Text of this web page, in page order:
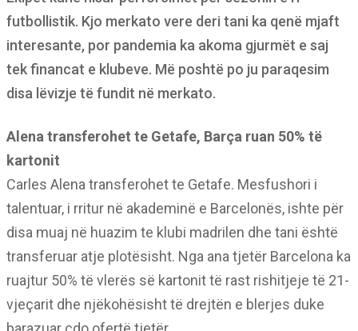
futbollistik. Kjo merkato vere deri tani ka qenë mjaft
interesante, por pandemia ka akoma gjurmët e saj
tek financat e klubeve. Më poshtë po ju paraqesim
disa lëvizje të fundit në merkato.
Alena transferohet te Getafe, Barça ruan 50% të
kartonit
Carles Alena transferohet te Getafe. Mesfushori i
talentuar, i rritur në akademinë e Barcelonës, ishte për
disa muaj në huazim te klubi madrilen dhe tani është
transferuar atje plotësisht. Nga ana tjetër Barcelona ka
ruajtur 50% të vlerës së kartonit të rast rishitjeje të 21-
vjeçarit dhe njëkohësisht të drejtën e blerjes duke